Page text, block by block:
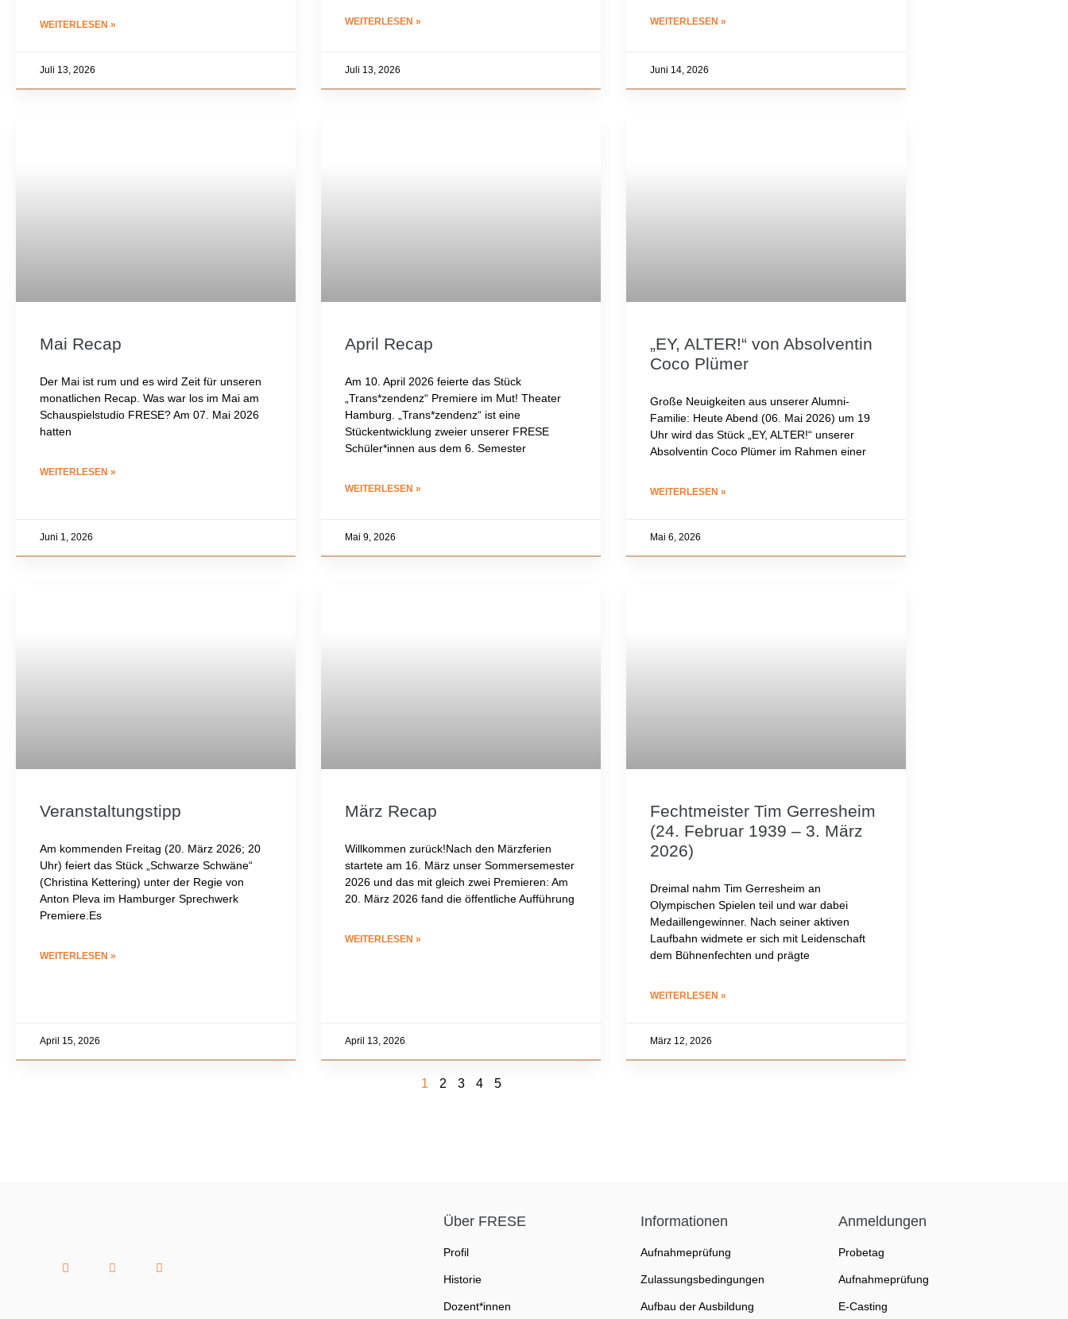
WEITERLESEN »
Juli 13, 2026
WEITERLESEN »
Juli 13, 2026
WEITERLESEN »
Juni 14, 2026
Mai Recap
Der Mai ist rum und es wird Zeit für unseren
monatlichen Recap. Was war los im Mai am
Schauspielstudio FRESE? Am 07. Mai 2026
hatten
WEITERLESEN »
Juni 1, 2026
April Recap
Am 10. April 2026 feierte das Stück
„Trans*zendenz“ Premiere im Mut! Theater
Hamburg. „Trans*zendenz“ ist eine
Stückentwicklung zweier unserer FRESE
Schüler*innen aus dem 6. Semester
WEITERLESEN »
Mai 9, 2026
„EY, ALTER!“ von Absolventin
Coco Plümer
Große Neuigkeiten aus unserer Alumni-
Familie: Heute Abend (06. Mai 2026) um 19
Uhr wird das Stück „EY, ALTER!“ unserer
Absolventin Coco Plümer im Rahmen einer
WEITERLESEN »
Mai 6, 2026
Veranstaltungstipp
Am kommenden Freitag (20. März 2026; 20
Uhr) feiert das Stück „Schwarze Schwäne“
(Christina Kettering) unter der Regie von
Anton Pleva im Hamburger Sprechwerk
Premiere.Es
WEITERLESEN »
April 15, 2026
März Recap
Willkommen zurück!Nach den Märzferien
startete am 16. März unser Sommersemester
2026 und das mit gleich zwei Premieren: Am
20. März 2026 fand die öffentliche Aufführung
WEITERLESEN »
April 13, 2026
Fechtmeister Tim Gerresheim
(24. Februar 1939 – 3. März
2026)
Dreimal nahm Tim Gerresheim an
Olympischen Spielen teil und war dabei
Medaillengewinner. Nach seiner aktiven
Laufbahn widmete er sich mit Leidenschaft
dem Bühnenfechten und prägte
WEITERLESEN »
März 12, 2026
1 2 3 4 5
Über FRESE
Profil
Historie
Dozent*innen
Informationen
Aufnahmeprüfung
Zulassungsbedingungen
Aufbau der Ausbildung
Anmeldungen
Probetag
Aufnahmeprüfung
E-Casting